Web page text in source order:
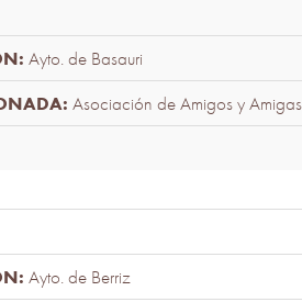
Ayto. de Basauri
Asociación de Amigos y
Ayto. de Berriz